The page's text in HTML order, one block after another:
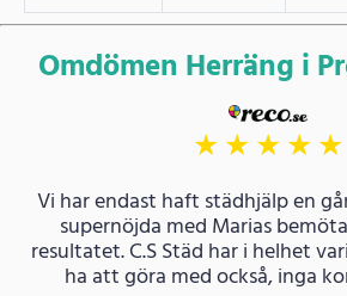
Omdömen Herräng i
★★★★★
Vi har endast haft städhjälp en
supernöjda med Marias
resultatet. C.S Städ har i helhet
ha att göra med också, inga